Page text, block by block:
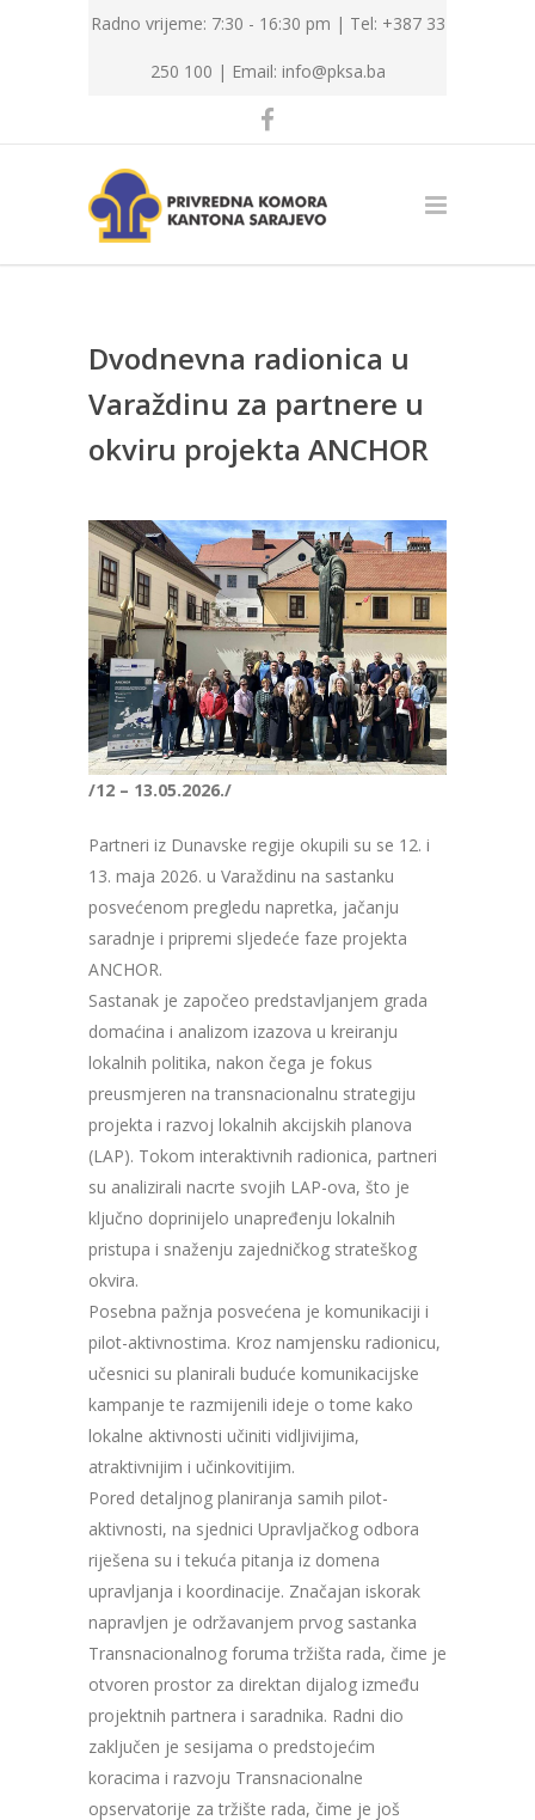
Radno vrijeme: 7:30 - 16:30 pm | Tel: +387 33
250 100 | Email: info@pksa.ba
Dvodnevna radionica u
Varaždinu za partnere u
okviru projekta ANCHOR
/12 – 13.05.2026./
Partneri iz Dunavske regije okupili su se 12. i
13. maja 2026. u Varaždinu na sastanku
posvećenom pregledu napretka, jačanju
saradnje i pripremi sljedeće faze projekta
ANCHOR.
Sastanak je započeo predstavljanjem grada
domaćina i analizom izazova u kreiranju
lokalnih politika, nakon čega je fokus
preusmjeren na transnacionalnu strategiju
projekta i razvoj lokalnih akcijskih planova
(LAP). Tokom interaktivnih radionica, partneri
su analizirali nacrte svojih LAP-ova, što je
ključno doprinijelo unapređenju lokalnih
pristupa i snaženju zajedničkog strateškog
okvira.
Posebna pažnja posvećena je komunikaciji i
pilot-aktivnostima. Kroz namjensku radionicu,
učesnici su planirali buduće komunikacijske
kampanje te razmijenili ideje o tome kako
lokalne aktivnosti učiniti vidljivijima,
atraktivnijim i učinkovitijim.
Pored detaljnog planiranja samih pilot-
aktivnosti, na sjednici Upravljačkog odbora
riješena su i tekuća pitanja iz domena
upravljanja i koordinacije. Značajan iskorak
napravljen je održavanjem prvog sastanka
Transnacionalnog foruma tržišta rada, čime je
otvoren prostor za direktan dijalog između
projektnih partnera i saradnika. Radni dio
zaključen je sesijama o predstojećim
koracima i razvoju Transnacionalne
opservatorije za tržište rada, čime je još